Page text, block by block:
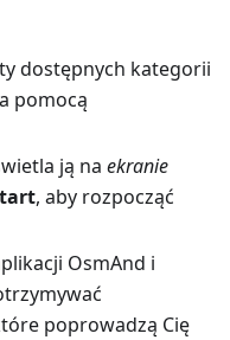
dostępnych kategorii
pomocą
ją na ekranie
, aby rozpocząć
OsmAnd i
poprowadzą Cię